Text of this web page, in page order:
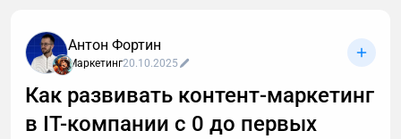
коммерческим и информационным запросам в
Москве.
Антон Фортин
Маркетинг20.10.2025
Как развивать контент-маркетинг
в IT-компании с 0 до первых